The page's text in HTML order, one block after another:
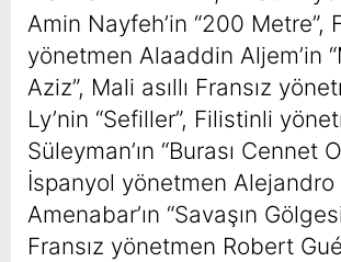
Amin Nayfeh’in “200 Metre”,
yönetmen Alaaddin Aljem’in
Aziz”, Mali asıllı Fransız
Ly’nin “Sefiller”, Filistinli
Süleyman’ın “Burası Cennet
İspanyol yönetmen Alejandro
Amenabar’ın “Savaşın
Fransız yönetmen Robert